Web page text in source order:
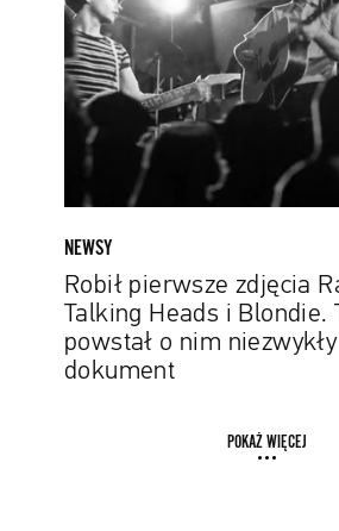
Ramones,
Talking
Heads
i
Blondie.
o
nim
kolaż-
dokument
NEWSY
Robił pierwsze zdjęcia
Talking Heads i Blondie.
powstał o nim
dokument
POKAŻ WIĘCEJ